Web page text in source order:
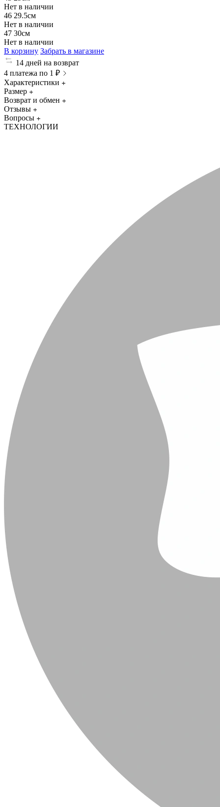
Нет в наличии
46 29.5см
Нет в наличии
47 30см
Нет в наличии
В корзину Забрать в магазине
14 дней на возврат
4 платежа по 1 ₽
Характеристики
Размер
Возврат и обмен
Отзывы
Вопросы
ТЕХНОЛОГИИ